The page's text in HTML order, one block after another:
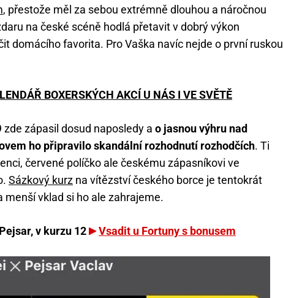
, přestože měl za sebou extrémně dlouhou a náročnou
na české scéně hodlá přetavit v dobrý výkon
domácího favorita. Pro Vaška navíc nejde o první ruskou
BOXERSKÝCH AKCÍ U NÁS I VE SVĚTĚ
zde zápasil dosud naposledy a o jasnou výhru nad
ho připravilo skandální rozhodnutí rozhodčích. Ti
červené políčko ale českému zápasníkovi ve
Sázkový kurz na vítězství českého borce je tentokrát
menší vklad si ho ale zahrajeme.
v kurzu 12 Vsadit u Fortuny s bonusem